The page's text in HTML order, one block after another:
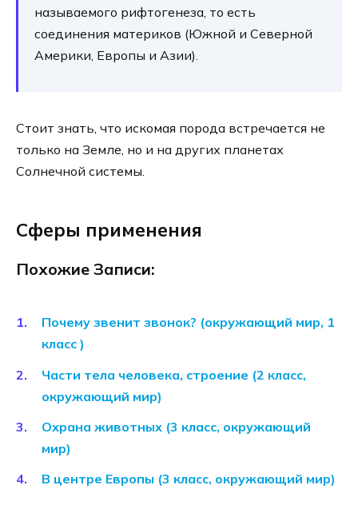
называемого рифтогенеза, то есть
соединения материков (Южной и Северной
Америки, Европы и Азии).
Стоит знать, что искомая порода встречается не
только на Земле, но и на других планетах
Солнечной системы.
Сферы применения
Похожие Записи:
Почему звенит звонок? (окружающий мир, 1
класс )
Части тела человека, строение (2 класс,
окружающий мир)
Охрана животных (3 класс, окружающий
мир)
В центре Европы (3 класс, окружающий мир)